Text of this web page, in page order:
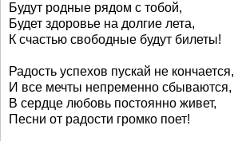
Будут родные рядом с тобой,
Будет здоровье на долгие лета,
К счастью свободные будут билеты!
Радость успехов пускай не кончается,
И все мечты непременно сбываются,
В сердце любовь постоянно живет,
Песни от радости громко поет!